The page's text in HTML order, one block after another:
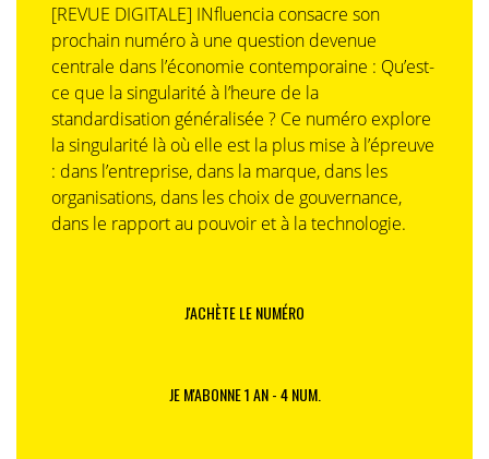
[REVUE DIGITALE] INfluencia consacre son
prochain numéro à une question devenue
centrale dans l’économie contemporaine : Qu’est-
ce que la singularité à l’heure de la
standardisation généralisée ? Ce numéro explore
la singularité là où elle est la plus mise à l’épreuve
: dans l’entreprise, dans la marque, dans les
organisations, dans les choix de gouvernance,
dans le rapport au pouvoir et à la technologie.
J'ACHÈTE LE NUMÉRO
JE M'ABONNE 1 AN - 4 NUM.